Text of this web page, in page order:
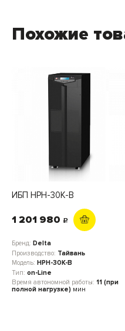
Похожие
ИБП HPH-30K-B
1 201 980 c
Бренд: Delta
Производство: Тайвань
Модель: HPH-30K-B
Тип: on-Line
Время автономной работы: 11 (при
полной нагрузке) мин